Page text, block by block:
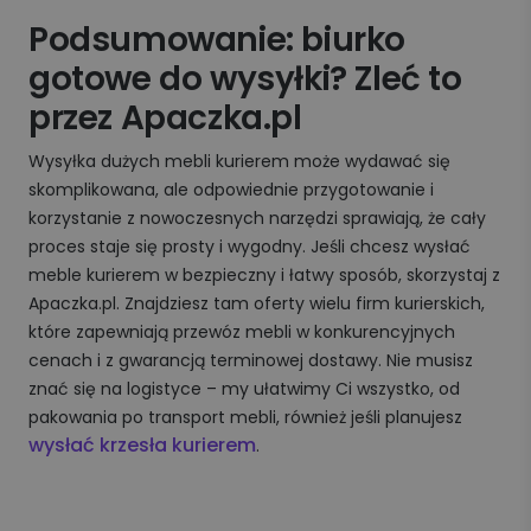
Podsumowanie: biurko
gotowe do wysyłki? Zleć to
przez Apaczka.pl
Wysyłka dużych mebli kurierem może wydawać się
skomplikowana, ale odpowiednie przygotowanie i
korzystanie z nowoczesnych narzędzi sprawiają, że cały
proces staje się prosty i wygodny. Jeśli chcesz wysłać
meble kurierem w bezpieczny i łatwy sposób, skorzystaj z
Apaczka.pl. Znajdziesz tam oferty wielu firm kurierskich,
które zapewniają przewóz mebli w konkurencyjnych
cenach i z gwarancją terminowej dostawy. Nie musisz
znać się na logistyce – my ułatwimy Ci wszystko, od
pakowania po transport mebli, również jeśli planujesz
wysłać krzesła kurierem.